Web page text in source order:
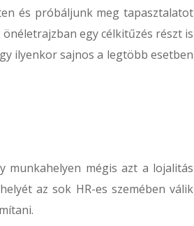
és próbáljunk meg tapasztalatot
egy célkitűzés részt is
ilyenkor sajnos a legtöbb esetben
mégis azt a lojalitás
az sok HR-es szemében válik